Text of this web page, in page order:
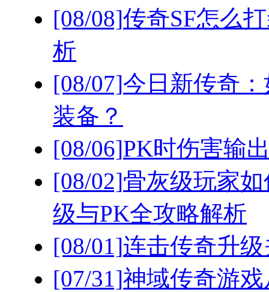
[08/08]传奇SF怎么
析
[08/07]今日新传奇
装备？
[08/06]PK时伤害输
[08/02]骨灰级玩家
级与PK全攻略解析
[08/01]连击传奇升
[07/31]神域传奇游